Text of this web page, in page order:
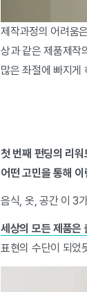
제작과정의 어려움
상과 같은 제품제작
많은 좌절에 빠지게
첫 번째 펀딩의 리
어떤 고민을 통해
음식, 옷, 공간 이 3
세상의 모든 제품은
표현의 수단이 되었